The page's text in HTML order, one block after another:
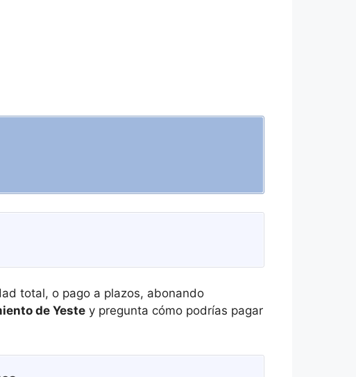
total, o pago a plazos, abonando
de Yeste y pregunta cómo podrías pagar